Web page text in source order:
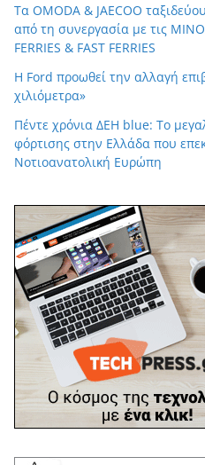
Τα OMODA & JAECOO
από τη συνεργασία με τις
FERRIES & FAST FERRIES
Η Ford προωθεί την αλλαγή
χιλιόμετρα»
Πέντε χρόνια ΔΕΗ blue: Το
φόρτισης στην Ελλάδα που
Νοτιοανατολική Ευρώπη